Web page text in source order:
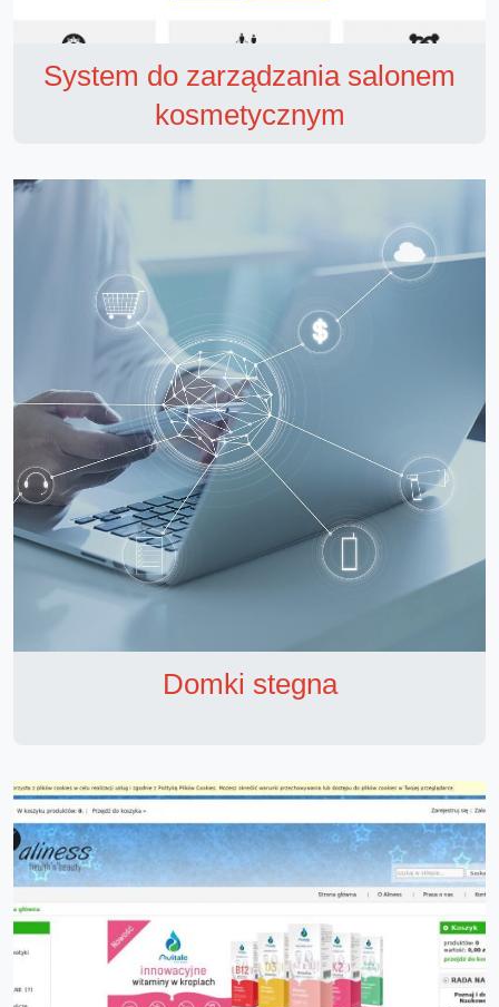
System do zarządzania salonem
kosmetycznym
Domki stegna